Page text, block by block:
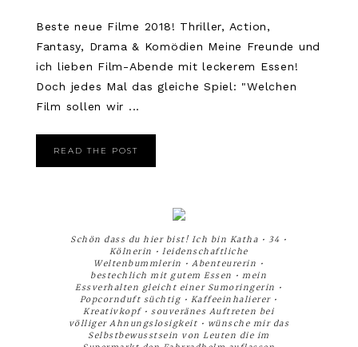
Beste neue Filme 2018! Thriller, Action,
Fantasy, Drama & Komödien Meine Freunde und
ich lieben Film-Abende mit leckerem Essen!
Doch jedes Mal das gleiche Spiel: "Welchen
Film sollen wir ...
READ THE POST
Schön dass du hier bist! Ich bin Katha • 34 •
Kölnerin • leidenschaftliche
Weltenbummlerin • Abenteurerin •
bestechlich mit gutem Essen • mein
Essverhalten gleicht einer Sumoringerin •
Popcornduft süchtig • Kaffeeinhalierer •
Kreativkopf • souveränes Auftreten bei
völliger Ahnungslosigkeit • wünsche mir das
Selbstbewusstsein von Leuten die im